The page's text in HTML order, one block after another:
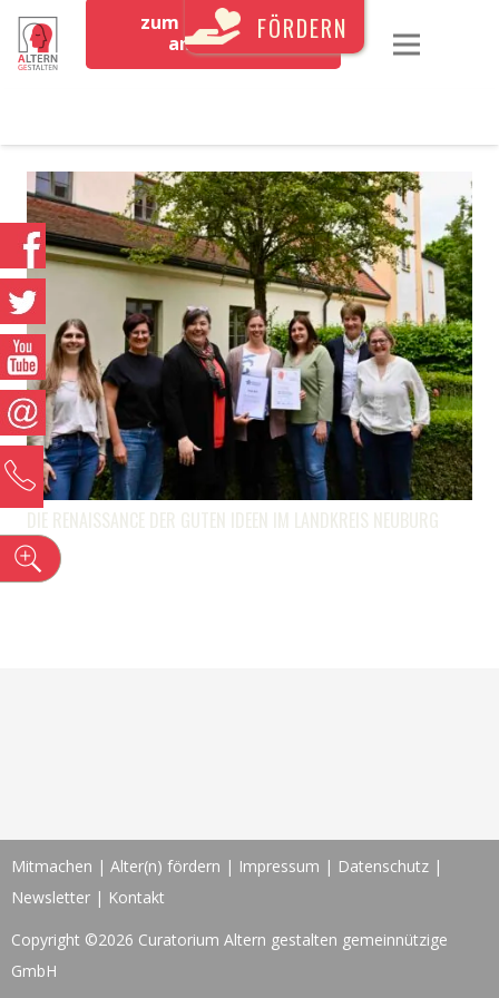
zum Newsletter
anmeldenFÖRDERN
DIE RENAISSANCE DER GUTEN IDEEN IM LANDKREIS NEUBURG
Mitmachen | Alter(n) fördern | Impressum | Datenschutz |
Newsletter | Kontakt
Copyright ©2026 Curatorium Altern gestalten gemeinnützige
GmbH